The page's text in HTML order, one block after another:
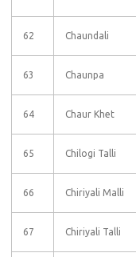
62 Chaundali
63 Chaunpa
64 Chaur Khet
65 Chilogi Talli
66 Chiriyali Malli
67 Chiriyali Talli